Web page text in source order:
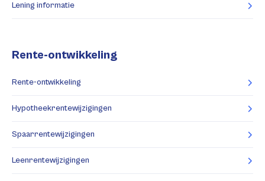
Lening informatie
Rente-ontwikkeling
Rente-ontwikkeling
Hypotheekrentewijzigingen
Spaarrentewijzigingen
Leenrentewijzigingen